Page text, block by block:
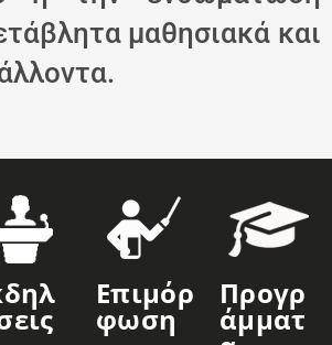
μαθησιακά και
Επιμόρ
Φωση
Προγρ
Άμματ